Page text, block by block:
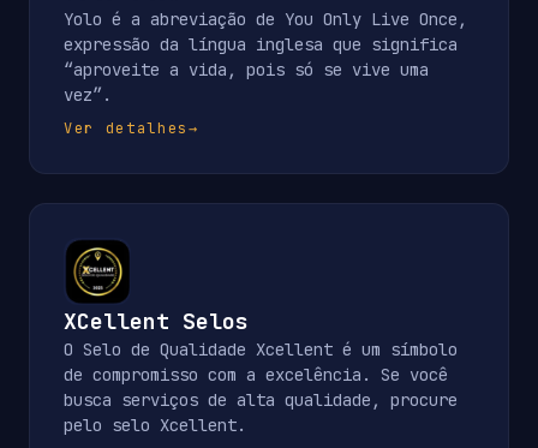
Yolo é a abreviação de You Only Live Once,
expressão da língua inglesa que significa
“aproveite a vida, pois só se vive uma
vez”.
Ver detalhes→
XCellent Selos
O Selo de Qualidade Xcellent é um símbolo
de compromisso com a excelência. Se você
busca serviços de alta qualidade, procure
pelo selo Xcellent.